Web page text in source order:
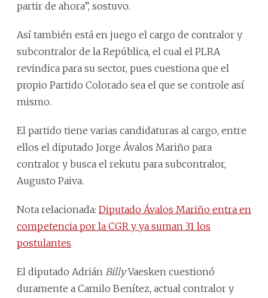
partir de ahora”, sostuvo.
Así también está en juego el cargo de contralor y
subcontralor de la República, el cual el PLRA
revindica para su sector, pues cuestiona que el
propio Partido Colorado sea el que se controle así
mismo.
El partido tiene varias candidaturas al cargo, entre
ellos el diputado Jorge Ávalos Mariño para
contralor y busca el rekutu para subcontralor,
Augusto Paiva.
Nota relacionada: Diputado Ávalos Mariño entra en
competencia por la CGR y ya suman 31 los
postulantes
El diputado Adrián BillyVaesken cuestionó
duramente a Camilo Benítez, actual contralor y